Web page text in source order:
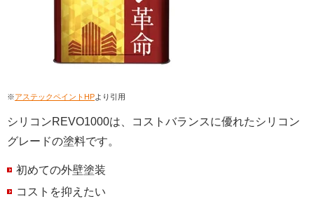
※アステックペイントHPより引用
シリコンREVO1000は、コストバランスに優れたシリコン
グレードの塗料です。
初めての外壁塗装
コストを抑えたい